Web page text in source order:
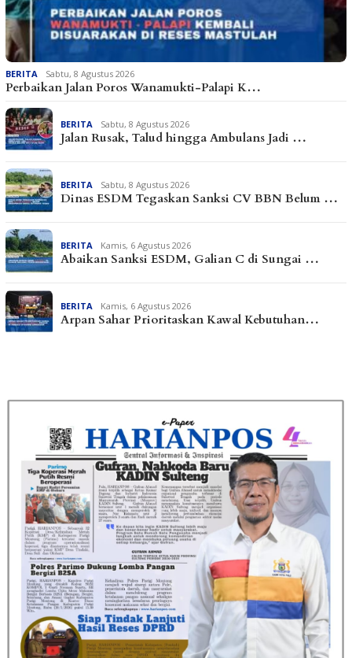
BERITA Sabtu, 8 Agustus 2026
Perbaikan Jalan Poros Wanamukti-Palapi K…
BERITA Sabtu, 8 Agustus 2026
Jalan Rusak, Talud hingga Ambulans Jadi …
BERITA Sabtu, 8 Agustus 2026
Dinas ESDM Tegaskan Sanksi CV BBN Belum …
BERITA Kamis, 6 Agustus 2026
Abaikan Sanksi ESDM, Galian C di Sungai …
BERITA Kamis, 6 Agustus 2026
Arpan Sahar Prioritaskan Kawal Kebutuhan…